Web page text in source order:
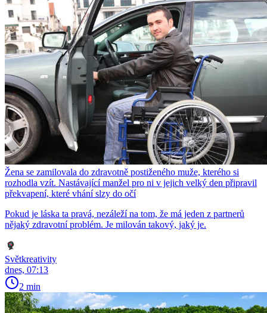
Žena se zamilovala do zdravotně postiženého muže, kterého si
rozhodla vzít. Nastávající manžel pro ni v jejich velký den připravil
překvapení, které vhání slzy do očí
Pokud je láska ta pravá, nezáleží na tom, že má jeden z partnerů
nějaký zdravotní problém. Je milován takový, jaký je.
Světkreativity
dnes, 07:13
2 min